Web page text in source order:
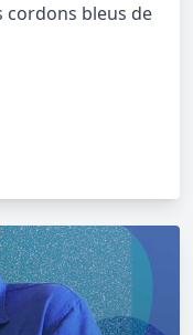
cordons bleus de